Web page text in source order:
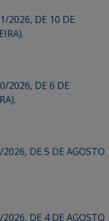
2026, DE 10 DE
2026, DE 6 DE
DE 5 DE AGOSTO
DE 4 DE AGOSTO